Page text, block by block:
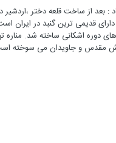
دوره اشکانی ساخته شد. مناره